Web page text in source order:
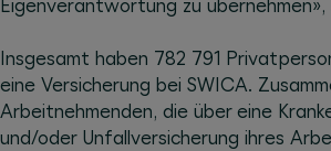
Eigenverantwortung zu
Insgesamt haben 782 791
eine Versicherung bei SWICA.
Arbeitnehmenden, die über eine
und/oder Unfallversicherung ihres